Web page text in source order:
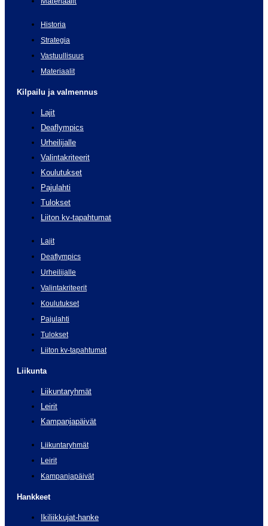
Historia
Strategia
Vastuullisuus
Materiaalit
Kilpailu ja valmennus
Lajit
Deaflympics
Urheilijalle
Valintakriteerit
Koulutukset
Pajulahti
Tulokset
Liiton kv-tapahtumat
Lajit
Deaflympics
Urheilijalle
Valintakriteerit
Koulutukset
Pajulahti
Tulokset
Liiton kv-tapahtumat
Liikunta
Liikuntaryhmät
Leirit
Kampanjapäivät
Liikuntaryhmät
Leirit
Kampanjapäivät
Hankkeet
Ikiliikkujat-hanke